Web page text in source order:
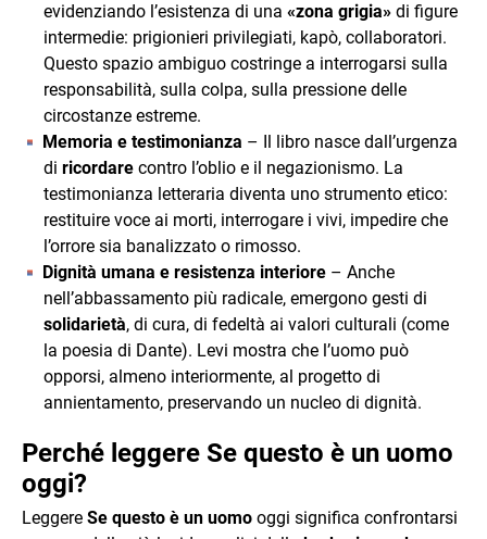
evidenziando l’esistenza di una «zona grigia» di figure
intermedie: prigionieri privilegiati, kapò, collaboratori.
Questo spazio ambiguo costringe a interrogarsi sulla
responsabilità, sulla colpa, sulla pressione delle
circostanze estreme.
Memoria e testimonianza – Il libro nasce dall’urgenza
di ricordare contro l’oblio e il negazionismo. La
testimonianza letteraria diventa uno strumento etico:
restituire voce ai morti, interrogare i vivi, impedire che
l’orrore sia banalizzato o rimosso.
Dignità umana e resistenza interiore – Anche
nell’abbassamento più radicale, emergono gesti di
solidarietà, di cura, di fedeltà ai valori culturali (come
la poesia di Dante). Levi mostra che l’uomo può
opporsi, almeno interiormente, al progetto di
annientamento, preservando un nucleo di dignità.
Perché leggere Se questo è un uomo
oggi?
Leggere Se questo è un uomo oggi significa confrontarsi